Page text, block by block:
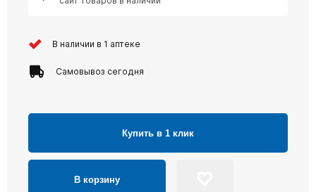
В наличии в 1 аптеке
Самовывоз сегодня
Купить в 1 клик
В корзину